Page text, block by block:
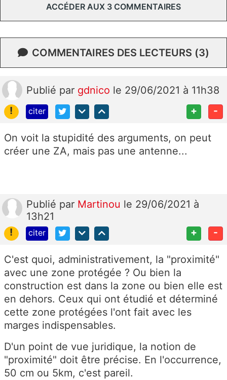
ACCÉDER AUX 3 COMMENTAIRES
COMMENTAIRES DES LECTEURS (3)
Publié par gdnico le 29/06/2021 à 11h38
!
citer + -
On voit la stupidité des arguments, on peut
créer une ZA, mais pas une antenne...
Publié par Martinou le 29/06/2021 à
13h21
!
citer + -
C'est quoi, administrativement, la "proximité"
avec une zone protégée ? Ou bien la
construction est dans la zone ou bien elle est
en dehors. Ceux qui ont étudié et déterminé
cette zone protégées l'ont fait avec les
marges indispensables.
D'un point de vue juridique, la notion de
"proximité" doit être précise. En l'occurrence,
50 cm ou 5km, c'est pareil.